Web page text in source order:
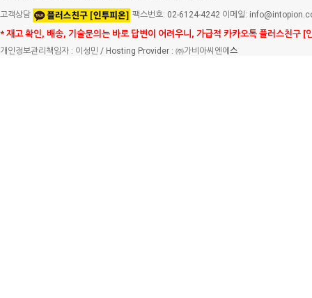
고객상담
팩스번호: 02-6124-4242 이메일:
* 재고 확인, 배송, 기술문의는 바로 답변이 어려우니, 가급적 카카오톡 플러스친구 [
개인정보관리책임자 : 이성민 / Hosting Provider : ㈜가비아씨엔에 스